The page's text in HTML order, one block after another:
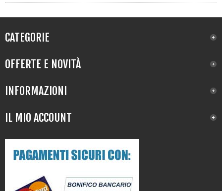
CATEGORIE
OFFERTE E NOVITÀ
INFORMAZIONI
IL MIO ACCOUNT